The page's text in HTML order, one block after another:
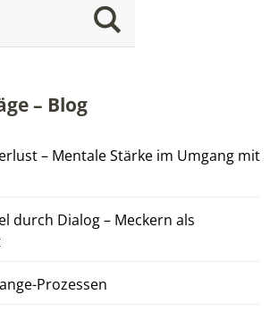
– Blog
– Mentale Stärke im Umgang mit
durch Dialog – Meckern als
Prozessen